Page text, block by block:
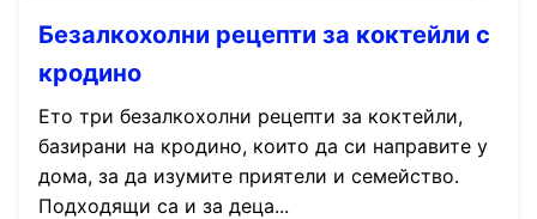
Безалкохолни рецепти за коктейли с
кродино
Ето три безалкохолни рецепти за коктейли,
базирани на кродино, които да си направите у
дома, за да изумите приятели и семейство.
Подходящи са и за деца...